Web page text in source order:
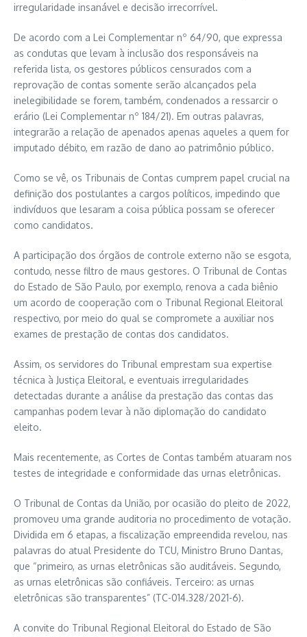
irregularidade insanável e decisão irrecorrível.
De acordo com a Lei Complementar nº 64/90, que expressa
as condutas que levam à inclusão dos responsáveis na
referida lista, os gestores públicos censurados com a
reprovação de contas somente serão alcançados pela
inelegibilidade se forem, também, condenados a ressarcir o
erário (Lei Complementar nº 184/21). Em outras palavras,
integrarão a relação de apenados apenas aqueles a quem for
imputado débito, em razão de dano ao patrimônio público.
Como se vê, os Tribunais de Contas cumprem papel crucial na
definição dos postulantes a cargos políticos, impedindo que
indivíduos que lesaram a coisa pública possam se oferecer
como candidatos.
A participação dos órgãos de controle externo não se esgota,
contudo, nesse filtro de maus gestores. O Tribunal de Contas
do Estado de São Paulo, por exemplo, renova a cada biênio
um acordo de cooperação com o Tribunal Regional Eleitoral
respectivo, por meio do qual se compromete a auxiliar nos
exames de prestação de contas dos candidatos.
Assim, os servidores do Tribunal emprestam sua expertise
técnica à Justiça Eleitoral, e eventuais irregularidades
detectadas durante a análise da prestação das contas das
campanhas podem levar à não diplomação do candidato
eleito.
Mais recentemente, as Cortes de Contas também atuaram nos
testes de integridade e conformidade das urnas eletrônicas.
O Tribunal de Contas da União, por ocasião do pleito de 2022,
promoveu uma grande auditoria no procedimento de votação.
Dividida em 6 etapas, a fiscalização empreendida revelou, nas
palavras do atual Presidente do TCU, Ministro Bruno Dantas,
que “primeiro, as urnas eletrônicas são auditáveis. Segundo,
as urnas eletrônicas são confiáveis. Terceiro: as urnas
eletrônicas são transparentes” (TC-014.328/2021-6).
A convite do Tribunal Regional Eleitoral do Estado de São